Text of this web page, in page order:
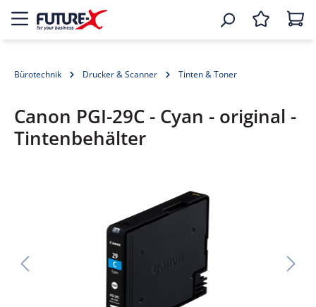
Bürotechnik Drucker & Scanner Tinten & Toner
Canon PGI-29C - Cyan - original -
Tintenbehälter